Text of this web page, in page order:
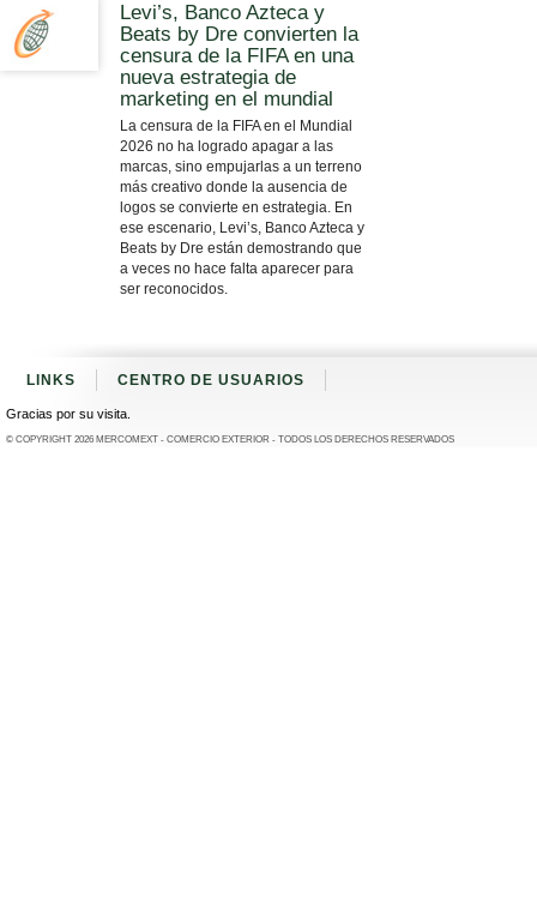
Levi’s, Banco Azteca y
Beats by Dre convierten la
censura de la FIFA en una
nueva estrategia de
marketing en el mundial
La censura de la FIFA en el Mundial
2026 no ha logrado apagar a las
marcas, sino empujarlas a un terreno
más creativo donde la ausencia de
logos se convierte en estrategia. En
ese escenario, Levi’s, Banco Azteca y
Beats by Dre están demostrando que
a veces no hace falta aparecer para
ser reconocidos.
LINKS CENTRO DE USUARIOS
Gracias por su visita.
© COPYRIGHT 2026 MERCOMEXT - COMERCIO EXTERIOR - TODOS LOS DERECHOS RESERVADOS